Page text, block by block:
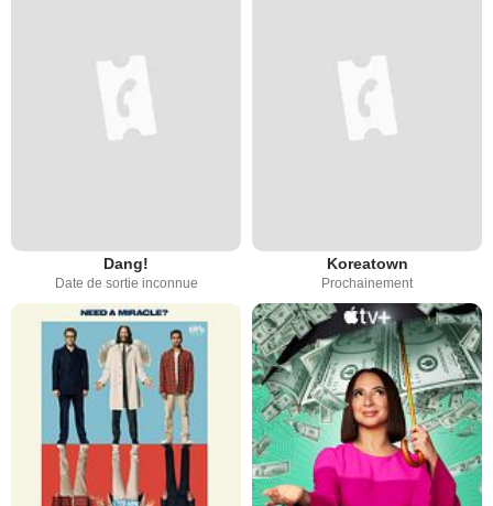
Dang!
Date de sortie inconnue
Koreatown
Prochainement